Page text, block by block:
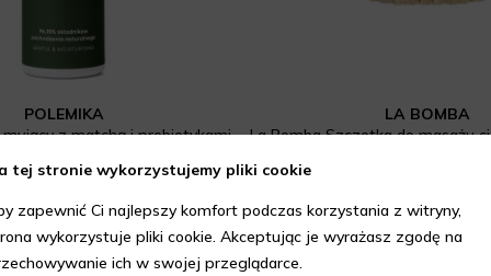
POLEMIKA
myjący z matchą i prebiotykami
LA BOMBA
tej stronie wykorzystujemy pliki cookie
zapewnić Ci najlepszy komfort podczas korzystania z witryny,
wykorzystuje pliki cookie. Akceptując je wyrażasz zgodę na
ich w swojej przeglądarce.